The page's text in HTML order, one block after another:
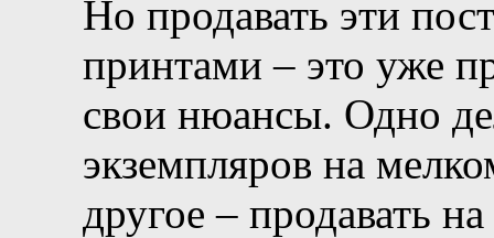
Но продавать эти
принтами – это уже
свои нюансы. Одно
экземпляров на
другое – продавать